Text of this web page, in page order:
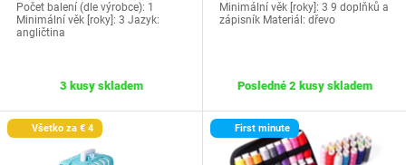
Počet balení (dle výrobce): 1
Minimální věk [roky]: 3 Jazyk:
angličtina
3 kusy skladem
Minimální věk [roky]: 3 9 doplňků a
zápisník Materiál: dřevo
Posledné 2 kusy skladem
Všetko za € 4 First minute